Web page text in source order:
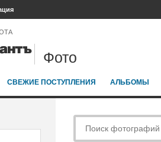
Фото
СВЕЖИЕ ПОСТУПЛЕНИЯ АЛЬБОМЫ